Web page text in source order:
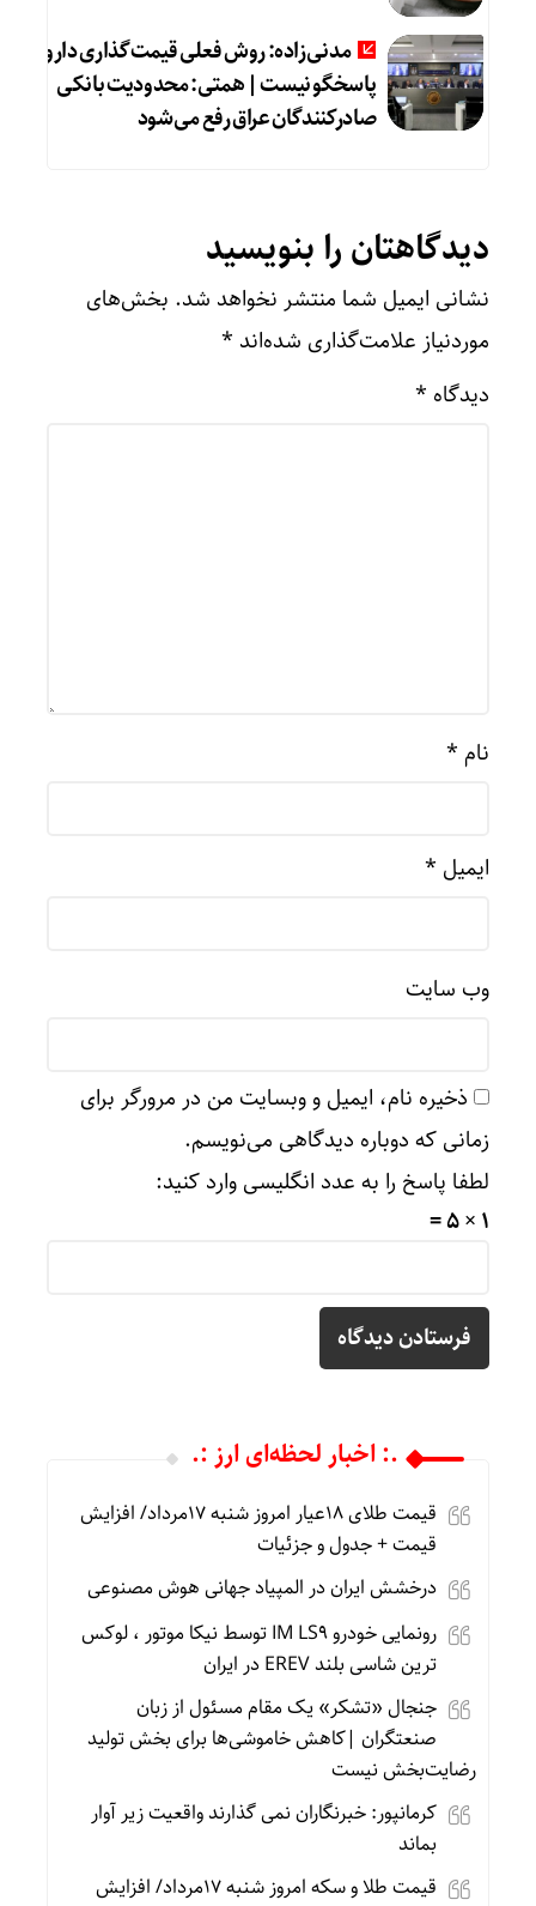
مدنی‌زاده: روش فعلی قیمت‌گذاری دارو
پاسخگو نیست | همتی: محدودیت بانکی
صادرکنندگان عراق رفع می‌شود
دیدگاهتان را بنویسید
نشانی ایمیل شما منتشر نخواهد شد. بخش‌های
موردنیاز علامت‌گذاری شده‌اند *
دیدگاه *
نام *
ایمیل *
وب‌ سایت
ذخیره نام، ایمیل و وبسایت من در مرورگر برای
زمانی که دوباره دیدگاهی می‌نویسم.
لطفا پاسخ را به عدد انگلیسی وارد کنید:
1 × 5 =
.: اخبار لحظه‌ای ارز :.
قیمت طلای 18عیار امروز شنبه 17مرداد/ افزایش
قیمت + جدول و جزئیات
درخشش ایران در المپیاد جهانی هوش مصنوعی
رونمایی خودرو IM LS9 توسط نیکا موتور ، لوکس
ترین شاسی بلند EREV در ایران
جنجال «تشکر» یک مقام مسئول از زبان
صنعتگران |کاهش خاموشی‌ها برای بخش تولید
رضایت‌بخش نیست
کرمانپور: خبرنگاران نمی گذارند واقعیت زیر آوار
بماند
قیمت طلا و سکه امروز شنبه 17مرداد/ افزایش